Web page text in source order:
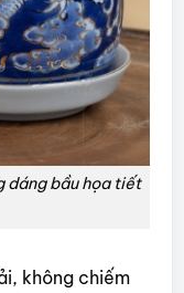
dáng bầu họa tiết
không chiếm